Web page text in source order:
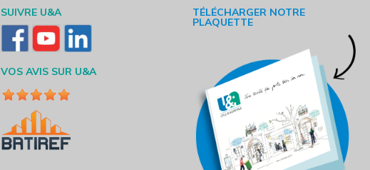
SUIVRE U&A
VOS AVIS SUR U&A
TÉLÉCHARGER NOTRE
PLAQUETTE